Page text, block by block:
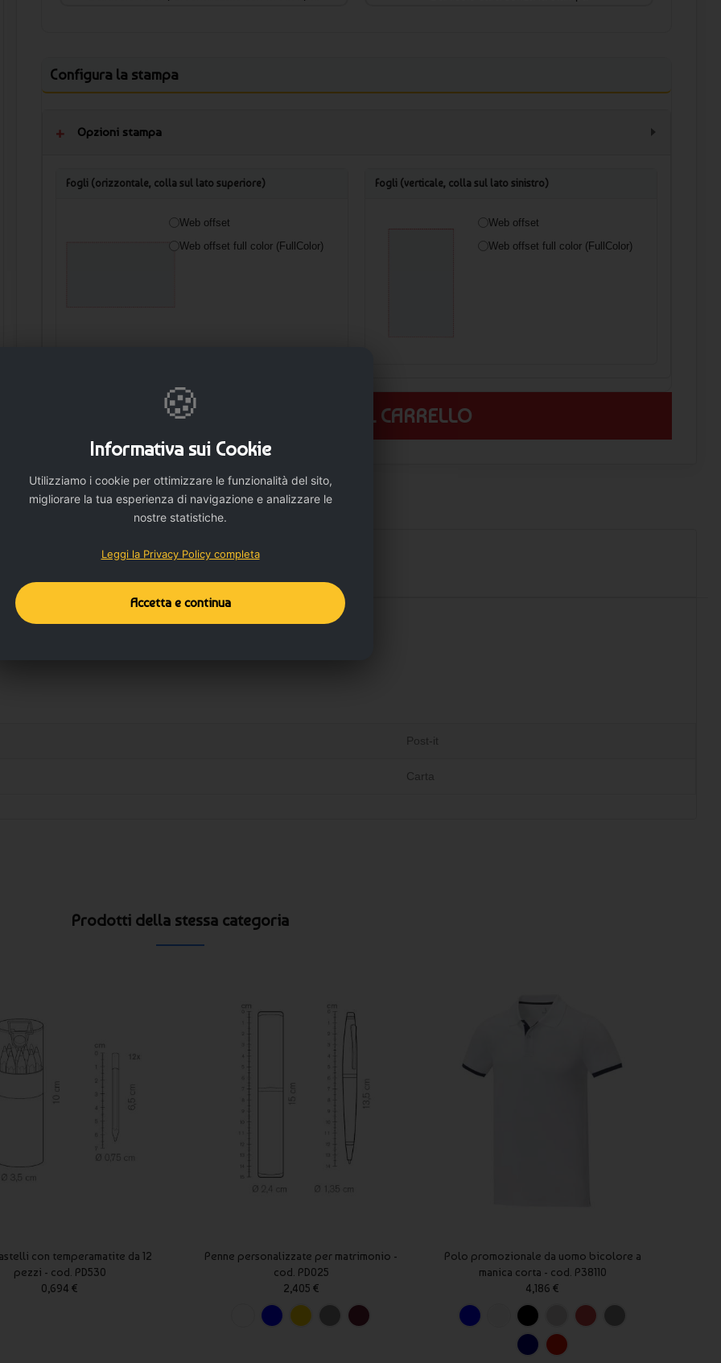
Configura la stampa
Opzioni stampa
Fogli (orizzontale, colla sul lato superiore)
Web offset
Web offset full color (FullColor)
Fogli (verticale, colla sul lato sinistro)
Web offset
Web offset full color (FullColor)
🛒 AGGIUNGI AL CARRELLO
Dettagli del prodotto Dettagli aggiuntivi
Post-it
Carta
Prodotti della stessa categoria
con temperamatite da 12
pezzi - cod. PD530
0,694 €
Penne personalizzate per matrimonio -
cod. PD025
2,405 €
Polo promozionale da uomo bicolore a
manica corta - cod. P38110
4,186 €
🍪
Informativa sui Cookie
Utilizziamo i cookie per ottimizzare le funzionalità del sito,
migliorare la tua esperienza di navigazione e analizzare le
nostre statistiche.
Leggi la Privacy Policy completa
Accetta e continua